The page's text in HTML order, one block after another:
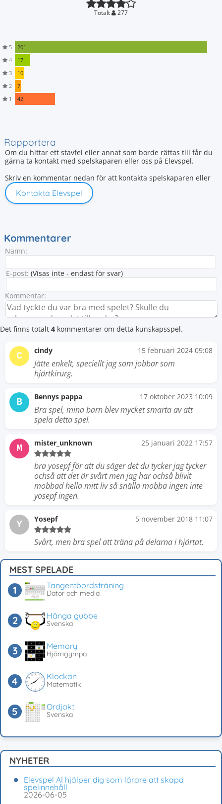
Totalt 277
5
201
4
17
3
10
2
7
1
42
Rapportera
Om du hittar ett stavfel eller annat som borde rättas till får du
gärna ta kontakt med spelskaparen eller oss på Elevspel.
Skriv en kommentar nedan för att kontakta spelskaparen eller
Kontakta Elevspel
Kommentarer
Namn:
E-post: (Visas inte - endast för svar)
Kommentar:
Det finns totalt 4 kommentarer om detta kunskapsspel.
C cindy 15 februari 2024 09:08
Jätte enkelt, speciellt jag som jobbar som
hjärtkirurg.
B Bennys pappa 17 oktober 2023 10:09
Bra spel, mina barn blev mycket smarta av att
spela detta spel.
M mister_unknown 25 januari 2022 17:57
bra yosepf för att du säger det du tycker jag tycker
ochså att det är svårt men jag har ochså blivit
mobbad hella mitt liv så snälla mobba ingen inte
yosepf ingen.
Y Yosepf 5 november 2018 11:07
Svårt, men bra spel att träna på delarna i hjärtat.
MEST SPELADE
Tangentbordsträning
Dator och media
Hänga gubbe
Svenska
Memory
Hjärngympa
Klockan
Matematik
Ordjakt
Svenska
NYHETER
Elevspel AI hjälper dig som lärare att skapa
spelinnehåll
2026-06-05